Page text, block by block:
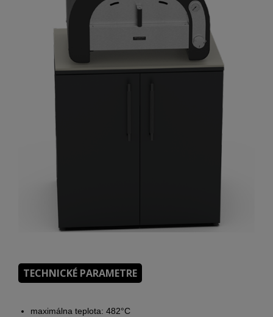
TECHNICKÉ PARAMETRE
maximálna teplota: 482°C